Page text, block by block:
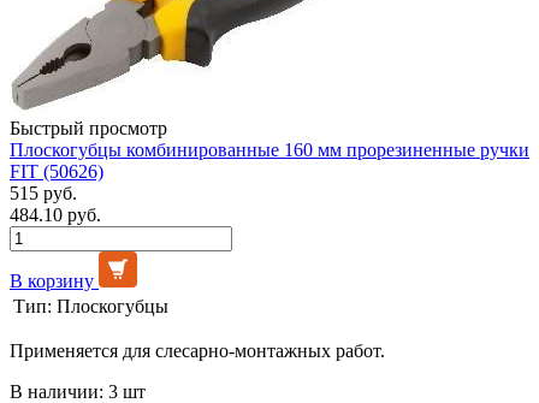
Быстрый просмотр
Плоскогубцы комбинированные 160 мм прорезиненные ручки
FIT (50626)
515 руб.
484.10 руб.
В корзину
Тип: Плоскогубцы
Применяется для слесарно-монтажных работ.
В наличии: 3 шт